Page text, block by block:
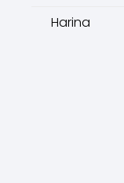
Harina